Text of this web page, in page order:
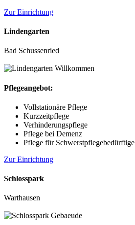
Zur Einrichtung
Lindengarten
Bad Schussenried
Pflegeangebot:
Vollstationäre Pflege
Kurzzeitpflege
Verhinderungspflege
Pflege bei Demenz
Pflege für Schwerstpflegebedürftige
Zur Einrichtung
Schlosspark
Warthausen